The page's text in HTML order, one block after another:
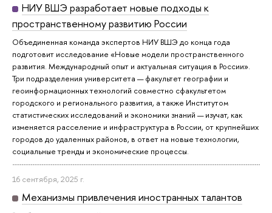
НИУ ВШЭ разработает новые подходы к
пространственному развитию России
Объединенная команда экспертов НИУ ВШЭ до конца года
подготовит исследование «Новые модели пространственного
развития. Международный опыт и актуальная ситуация в России».
Три подразделения университета — факультет географии и
геоинформационных технологий совместно сфакультетом
городского и регионального развития, а также Институтом
статистических исследований и экономики знаний — изучат, как
изменяется расселение и инфраструктура в России, от крупнейших
городов до удаленных районов, в ответ на новые технологии,
социальные тренды и экономические процессы.
16 сентября, 2025 г.
Механизмы привлечения иностранных талантов